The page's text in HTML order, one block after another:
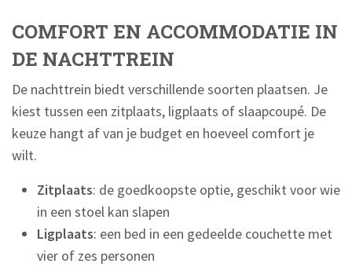
COMFORT EN ACCOMMODATIE IN
DE NACHTTREIN
De nachttrein biedt verschillende soorten plaatsen. Je
kiest tussen een zitplaats, ligplaats of slaapcoupé. De
keuze hangt af van je budget en hoeveel comfort je
wilt.
Zitplaats: de goedkoopste optie, geschikt voor wie
in een stoel kan slapen
Ligplaats: een bed in een gedeelde couchette met
vier of zes personen